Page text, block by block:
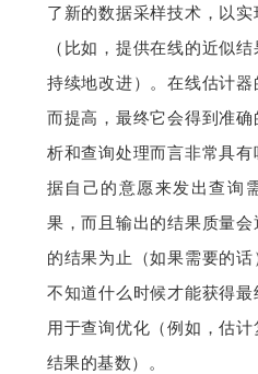
了新的数据采样技术，以
（比如，提供在线的近似
持续地改进）。在线估计
而提高，最终它会得到准
析和查询处理而言非常具
据自己的意愿来发出查询
果，而且输出的结果质量
的结果为止（如果需要的
不知道什么时候才能获得
用于查询优化（例如，估
结果的基数）。